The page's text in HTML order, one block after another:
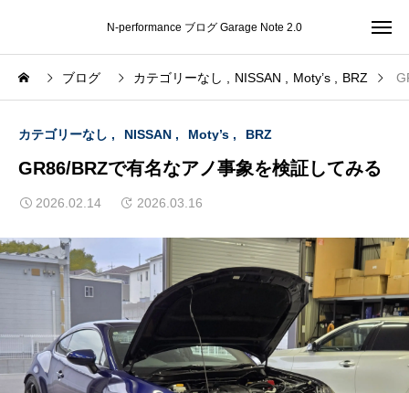
N-performance ブログ Garage Note 2.0
ブログ カテゴリーなし NISSAN Moty’s BRZ
カテゴリーなし NISSAN Moty’s BRZ
GR86/BRZで有名なアノ事象を検証してみる
2026.02.14 2026.03.16